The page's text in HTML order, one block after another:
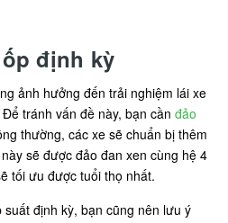
định kỳ
ảnh hưởng đến trải nghiệm lái xe
tránh vấn đề này, bạn cần đảo
thường, các xe sẽ chuẩn bị thêm
sẽ được đảo đan xen cùng hệ 4
tối ưu được tuổi thọ nhất.
định kỳ, bạn cũng nên lưu ý